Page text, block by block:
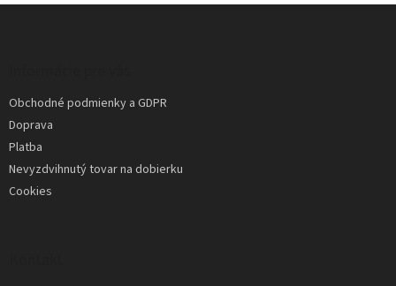
Z
Obchodné podmienky a GDPR
Doprava
Platba
Nevyzdvihnutý tovar na dobierku
Cookies